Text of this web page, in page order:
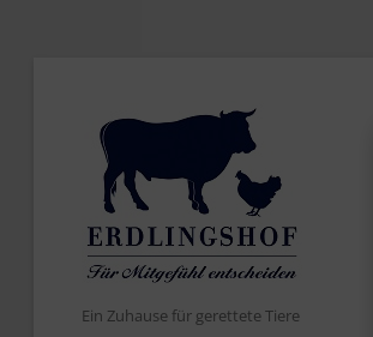
Ein Zuhause für gerettete Tiere